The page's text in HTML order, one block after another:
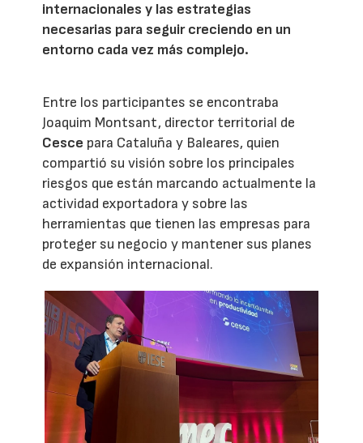
internacionales y las estrategias
necesarias para seguir creciendo en un
entorno cada vez más complejo.
Entre los participantes se encontraba
Joaquim Montsant, director territorial de
Cesce para Cataluña y Baleares, quien
compartió su visión sobre los principales
riesgos que están marcando actualmente la
actividad exportadora y sobre las
herramientas que tienen las empresas para
proteger su negocio y mantener sus planes
de expansión internacional.